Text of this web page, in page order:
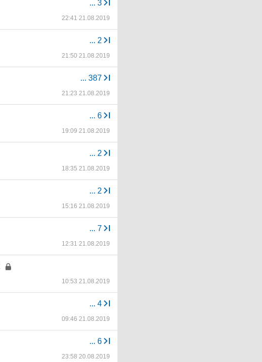
... 3
22:41 21.08.2019
... 2
21:50 21.08.2019
... 387
21:23 21.08.2019
... 6
19:09 21.08.2019
... 2
18:35 21.08.2019
... 2
15:16 21.08.2019
... 7
12:31 21.08.2019
10:53 21.08.2019
... 4
09:46 21.08.2019
... 6
23:58 20.08.2019